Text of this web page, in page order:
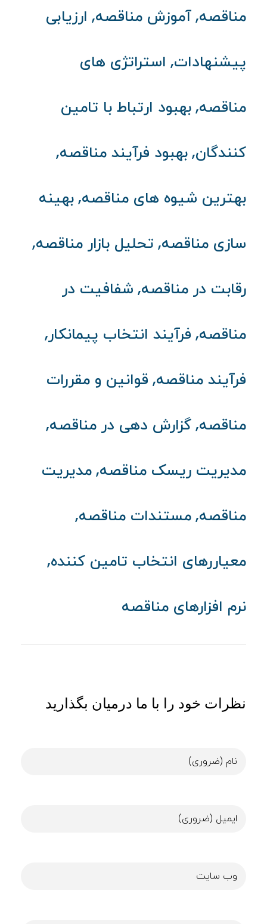
مناقصه, آموزش مناقصه, ارزیابی
پیشنهادات, استراتژی های
مناقصه, بهبود ارتباط با تامین
کنندگان, بهبود فرآیند مناقصه,
بهترین شیوه های مناقصه, بهینه
سازی مناقصه, تحلیل بازار مناقصه,
رقابت در مناقصه, شفافیت در
مناقصه, فرآیند انتخاب پیمانکار,
فرآیند مناقصه, قوانین و مقررات
مناقصه, گزارش دهی در مناقصه,
مدیریت ریسک مناقصه, مدیریت
مناقصه, مستندات مناقصه,
معیاررهای انتخاب تامین کننده,
نرم افزارهای مناقصه
نظرات خود را با ما درمیان بگذارید